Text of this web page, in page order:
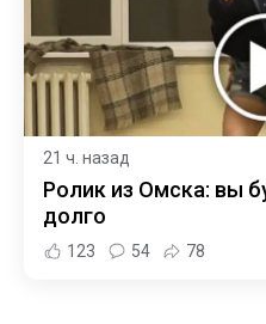
21 ч. назад
Ролик из Омска: вы
долго
123 54 78